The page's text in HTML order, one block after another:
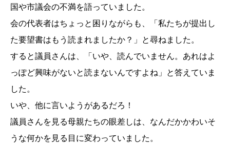
国や市議会の不満を語っていました。
会の代表者はちょっと困りながらも、「私たちが提出し
た要望書はもう読まれましたか？」と尋ねました。
すると議員さんは、「いや、読んでいません。あれはよ
っぽど興味がないと読まないんですよね」と答えていま
した。
いや、他に言いようがあるだろ！
議員さんを見る母親たちの眼差しは、なんだかかわいそ
うな何かを見る目に変わっていました。